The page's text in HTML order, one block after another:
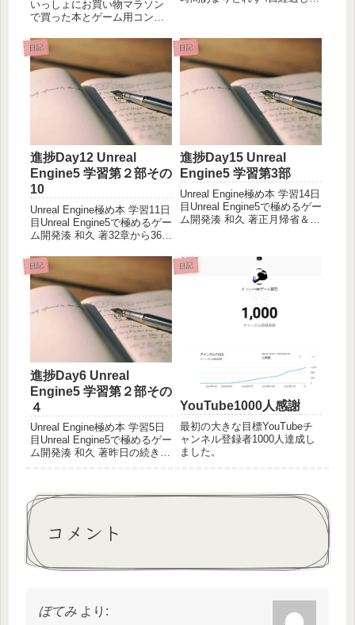
いっしょにお買い物マラソン
で買った本とゲーム用コント
Engine 5で極めるゲーム開発
価格:5940円(2024/2/19 19:27
時点)もともとプログラミング
は得意なほうだ...
成。片方はちょうどいい感
じ。もう一方は大きめなので
他と同じくまちがい5か所じゃ
少ないんじゃないかとのこと
で...
日記
進捗Day12 Unreal
Engine5 学習第２部その
10
Unreal Engine極め本 学習11日
目Unreal Engine5で極めるゲー
ム開発湊 和久 著32章から36章
32章から35章 レベルデザイナ
向けブループリント重要テク
デリゲートバインドシグネチ
ャイベン...
日記
進捗Day15 Unreal
Engine5 学習第3部
Unreal Engine極め本 学習14日
目Unreal Engine5で極めるゲー
ム開発湊 和久 著正月帰省＆大
げの段階へ。物理アセットア
セットを作りこむ。骨の配置
日記
進捗Day6 Unreal
Engine5 学習第２部その
４
Unreal Engine極め本 学習5日
目Unreal Engine5で極めるゲー
ム開発湊 和久 著昨日の続き。
した。13章 クラスとインスタ
ンス本業...
日記
YouTube1000人感謝
最初の大きな目標YouTubeチ
ャンネル登録者1000人達成し
ました。
コメント
ぽてみ より: